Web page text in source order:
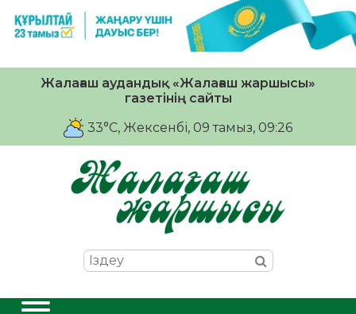
Жалағаш аудандық «Жалағаш жаршысы»
газетінің сайты
33°C, Жексенбі, 09 тамыз, 09:26